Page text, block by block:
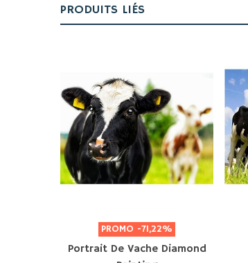
PRODUITS LIÉS
PROMO -71,22%
Portrait De Vache Diamond